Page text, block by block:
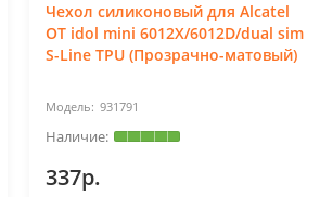
Чехол силиконовый для Alcatel
OT idol mini 6012X/6012D/dual sim
S-Line TPU (Прозрачно-матовый)
931791
337р.